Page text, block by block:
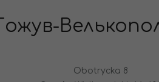
Obotrycka 8